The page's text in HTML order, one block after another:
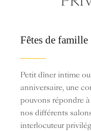
Fêtes de famille
Petit dîner intime
anniversaire, une
pouvons répondre
nos différents
interlocuteur